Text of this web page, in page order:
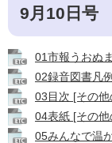
9月10日号
01市報うおぬ
02録音図書凡
03目次 [その
04表紙 [その
05みんなで温